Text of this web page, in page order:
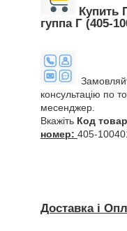
Купить
гуппа Г (405-
консультацію по
месенджер.
Вкажіть Код
номер: 405-
Доставка і